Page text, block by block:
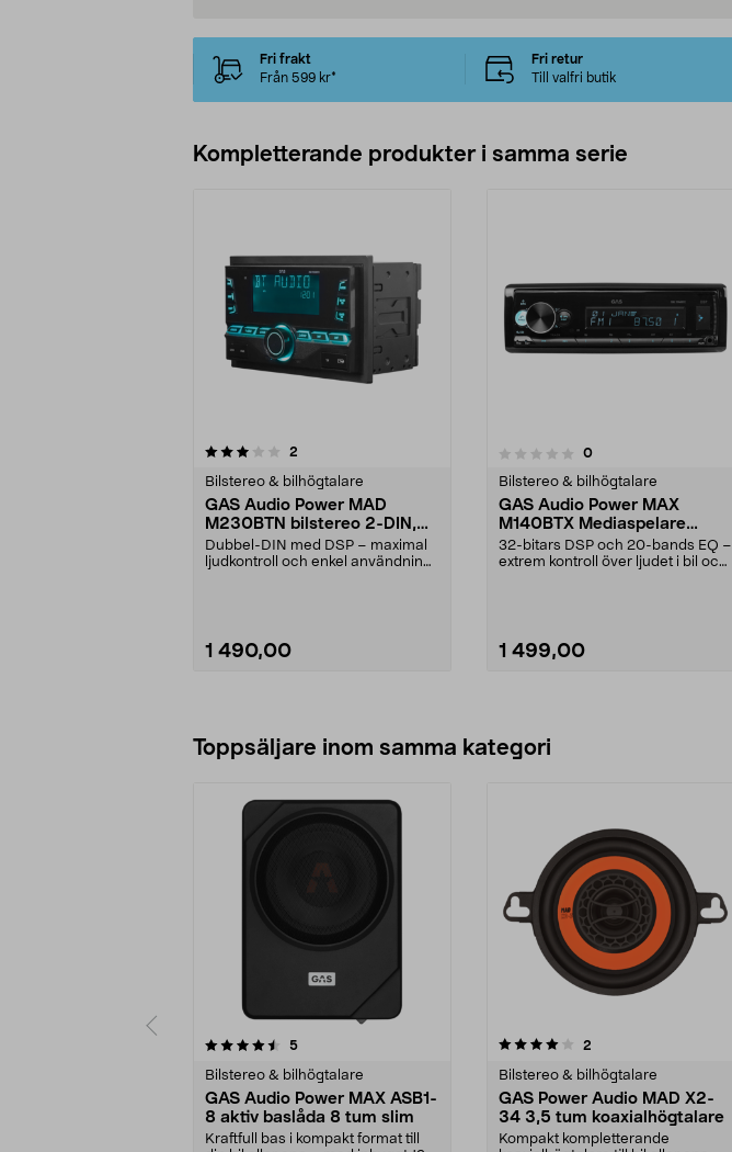
Fri frakt
Från 599 kr*
Fri retur
Till valfri butik
Kompletterande produkter i samma serie
2
Bilstereo & bilhögtalare
GAS Audio Power MAD
M230BTN bilstereo 2-DIN,
BT, USB, AUX, DSP
Dubbel-DIN med DSP – maximal
ljudkontroll och enkel användning i
1 490,00
0.0av 5 stjärnor 0recensioner
Bilstereo & bilhögtalare
GAS Audio Power MAX
M140BTX Mediaspelare
Bluetooth, USB, DSP
32-bitars DSP och 20-bands EQ –
extrem kontroll över ljudet i bil och
1 499,00
Toppsäljare inom samma kategori
5recensioner
Bilstereo & bilhögtalare
GAS Audio Power MAX ASB1-
8 aktiv baslåda 8 tum slim
Kraftfull bas i kompakt format till
4.0 av 5 stjärnor 2
Bilstereo & bilhögtalare
GAS Power Audio MAD X2-
34 3,5 tum koaxialhögtalare
Kompakt kompletterande
0.0 av 5 stjärnor